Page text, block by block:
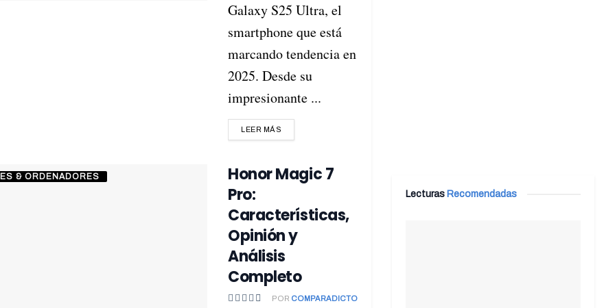
Galaxy S25 Ultra, el
smartphone que está
marcando tendencia en
2025. Desde su
impresionante ...
LEER MÁS
& ORDENADORES
Honor Magic 7
Pro:
Características,
Opinión y
Análisis
Completo
POR COMPARADICTO
Lecturas Recomendadas